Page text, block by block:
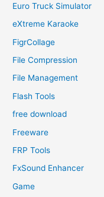
Euro Truck Simulator
eXtreme Karaoke
FigrCollage
File Compression
File Management
Flash Tools
free download
Freeware
FRP Tools
FxSound Enhancer
Game